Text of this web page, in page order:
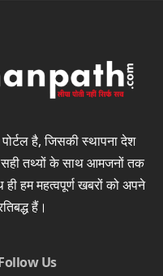
है, जिसकी स्थापना देश
तथ्यों के साथ आमजनों तक
हम महत्वपूर्ण खबरों को अपने
हैं।
Us